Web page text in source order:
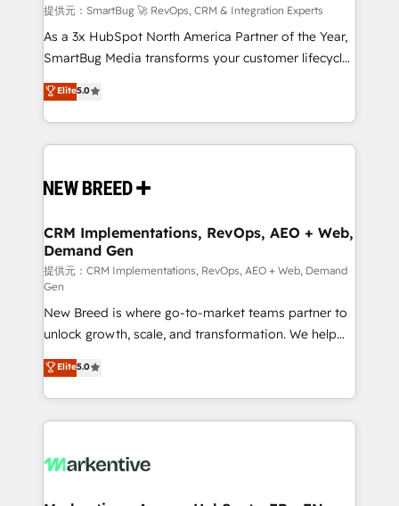
HubSpot導入・活用支援 顧客データの一元化から、
GTMの見える化・自動化まで。全Hub統合運用、デー
タ品質設計、グループ横断のCRM統合に対応します。
の一部をAIが自律実行する組織への移行を設計・実装。
Breeze・Claude等をHubSpotと連携させ、役割定義・
革を、構想から実装・定着までPMOとして主導。「設
の統合・浸透・変革管理を実行します。 ▸ CMS戦略設
計・構築：リード獲得・CVR・SEOを前提にした情報設
計・導線設計・テンプレート設計をContent Hubで一体
提供。 ▸ 既存CRM・MAからの移行支援：Salesforce・
Marketo・Pardot等からの移行、カスタム設計、履歴
データ移行と活用設計まで。 ▸ AEO対応：ChatGPT・
ンツとサイト構造を最適化。 🏆 なぜ100incを選ぶの
か？ ✓ HubSpot Eliteパートナー認定 ✓ HubSpotアワ
ード受賞・HUGリーダー ✓ ISO27001:2022 /
HubSpot大百科 出版 CRM・AI活用に関するご相談、現
提供元：SmartBug 🚀 RevOps, CRM & Integration Experts
As a 3x HubSpot North America Partner of the Year,
SmartBug Media transforms your customer lifecycle
into a revenue engine. Our unified ecosystem
includes specialized divisions Globalia (AI &
Software) and Point Success Media (Paid Media),
making this the official home for all three brands. 🔄
and system integrations powered by Globalia’s
trainers to drive platform adoption. 📈 Revenue
Generation - Full-funnel marketing and high-
performance advertising via Point Success Media. -
Expert deployment of Breeze AI and custom agents
to automate growth. 🏆 Elite Excellence - 8 platform
accreditations and deep HIPAA-compliance
expertise. - A team of 250+ experts dedicated to
your resilient growth.
Elite5.0
CRM Implementations, RevOps, AEO + Web,
Demand Gen
提供元：CRM Implementations, RevOps, AEO + Web, Demand
Gen
New Breed is where go-to-market teams partner to
unlock growth, scale, and transformation. We help
companies activate HubSpot’s AI-powered
customer platform and operationalize HubSpot’s
Loop Marketing framework through expert-led
services, smart agents, and purpose-built apps,
results, fast. ⚙️CRM & RevOps: Align all Hubs to your
Elite5.0